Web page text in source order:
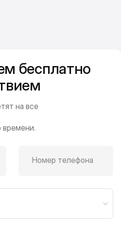
бесплатно
на все
времени.
Номер телефона